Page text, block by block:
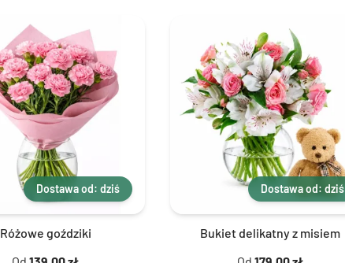
Dostawa od: dziś
Różowe goździki
Dostawa od: dziś
Bukiet delikatny z misiem